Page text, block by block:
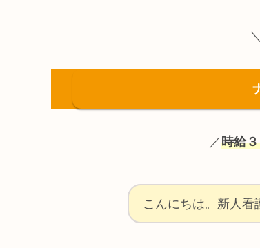
／時給
こんにちは。新人看